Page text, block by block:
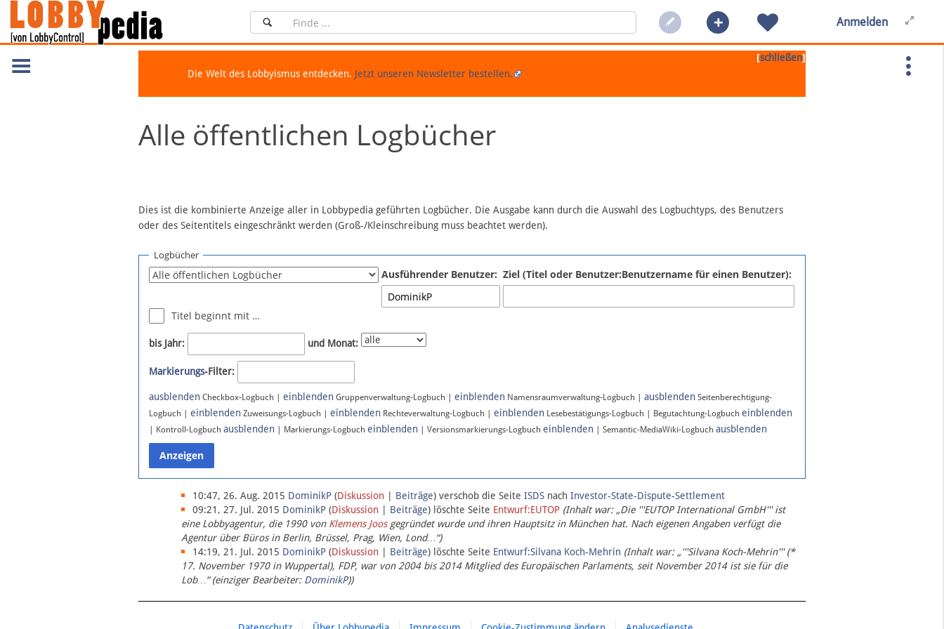
Anmelden
[schließen]
Die Welt des Lobbyismus entdecken. Jetzt unseren Newsletter bestellen.
Alle öffentlichen Logbücher
Dies ist die kombinierte Anzeige aller in Lobbypedia geführten Logbücher. Die Ausgabe kann durch die Auswahl des Logbuchtyps, des Benutzers
oder des Seitentitels eingeschränkt werden (Groß-/Kleinschreibung muss beachtet werden).
Logbücher
Ausführender Benutzer: Ziel (Titel oder Benutzer:Benutzername für einen Benutzer):
Titel beginnt mit …
bis Jahr: und Monat:
Markierungs-Filter:
ausblenden Checkbox-Logbuch | einblenden Gruppenverwaltung-Logbuch | einblenden Namensraumverwaltung-Logbuch | ausblenden Seitenberechtigung-
Logbuch | einblenden Zuweisungs-Logbuch | einblenden Rechteverwaltung-Logbuch | einblenden Lesebestätigungs-Logbuch | Begutachtung-Logbuch einblenden
| Kontroll-Logbuch ausblenden | Markierungs-Logbuch einblenden | Versionsmarkierungs-Logbuch einblenden | Semantic-MediaWiki-Logbuch ausblenden
10:47, 26. Aug. 2015 DominikP (Diskussion | Beiträge) verschob die Seite ISDS nach Investor-State-Dispute-Settlement
09:21, 27. Jul. 2015 DominikP (Diskussion | Beiträge) löschte Seite Entwurf:EUTOP (Inhalt war: „Die '''EUTOP International GmbH''' ist
eine Lobbyagentur, die 1990 von Klemens Joosgegründet wurde und ihren Hauptsitz in München hat. Nach eigenen Angaben verfügt die
Agentur über Büros in Berlin, Brüssel, Prag, Wien, Lond…“)
14:19, 21. Jul. 2015 DominikP (Diskussion | Beiträge) löschte Seite Entwurf:Silvana Koch-Mehrin (Inhalt war: „'''Silvana Koch-Mehrin''' (*
17. November 1970 in Wuppertal), FDP, war von 2004 bis 2014 Mitglied des Europäischen Parlaments, seit November 2014 ist sie für die
Lob…“ (einziger Bearbeiter: DominikP))